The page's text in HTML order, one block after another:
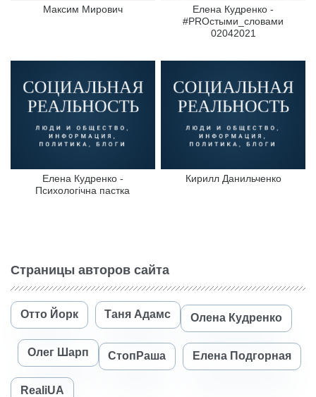
Максим Мирович
Елена Кудренко -
#PROстыми_словами
02042021
Елена Кудренко -
Психологічна пастка
Кирилл Данильченко
Страницы авторов сайта
Отто Йорк Таня Адамс Олена Кудренко
Олег Шарп СтопРаша Елена Подгорная
RealiUA